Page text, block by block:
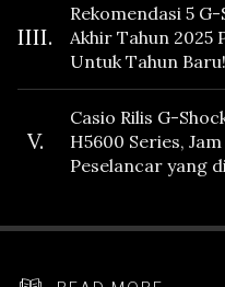
IIII.
Rekomendasi 5
Akhir Tahun 2025
Untuk Tahun Baru!
V.
Casio Rilis G-
H5600 Series,
Peselancar yang